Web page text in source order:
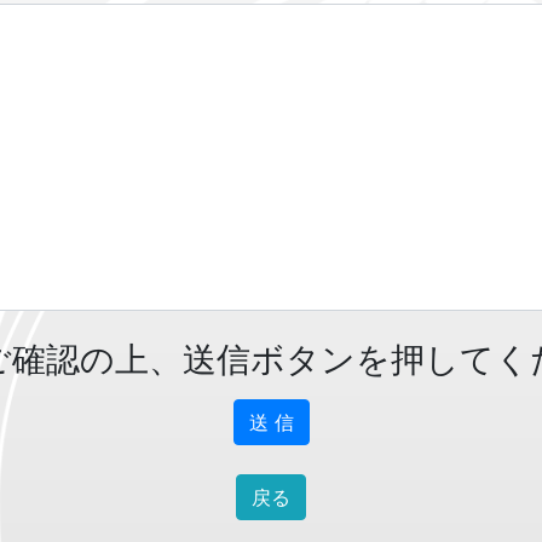
確認の上、送信ボタンを押してく
送 信
戻る